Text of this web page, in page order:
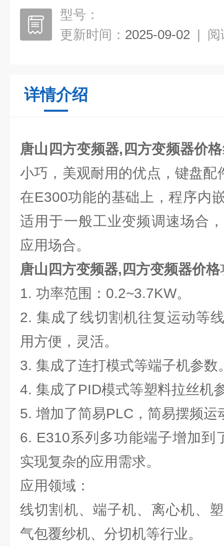
型号：
更新时间： 2025-09-02 | 阅
详情介绍
唐山四方变频器,四方变频器价格
小巧，美观耐用的优点，键盘配
在E300功能的基础上，程序内
适用于一般工业变频调速场合
应用场合。
唐山四方变频器,四方变频器价格
1. 功率范围：0.2~3.7KW。
2. 集成了线切割机往复运动等
用方便，灵活。
3. 集成了连打模式等端子机参数
4. 集成了PID模式等塑料拉丝机
5. 增加了简易PLC，简易摆频运
6. E310系列多功能端子增加到
实现复杂的应用需求。
应用领域：
线切割机、端子机、离心机、
气包覆纱机、分切机等行业。